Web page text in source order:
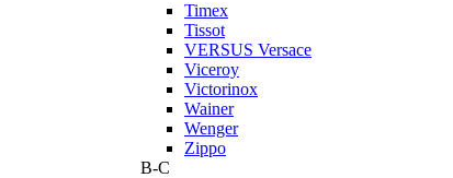
Timex
Tissot
VERSUS Versace
Viceroy
Victorinox
Wainer
Wenger
Zippo
В-С